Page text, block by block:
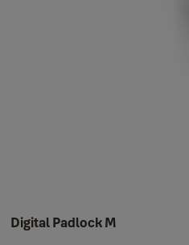
Digital Padlock M